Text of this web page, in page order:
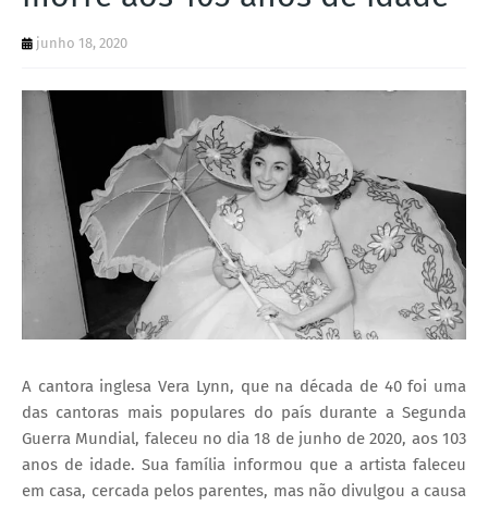
Ojunho 18, 2020
A cantora inglesa Vera Lynn, que na década de 40 foi uma
das cantoras mais populares do país durante a Segunda
Guerra Mundial, faleceu no dia 18 de junho de 2020, aos 103
anos de idade. Sua família informou que a artista faleceu
em casa, cercada pelos parentes, mas não divulgou a causa